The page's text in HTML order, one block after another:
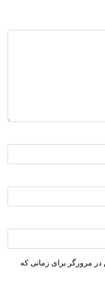
در مرورگر برای زمانی که